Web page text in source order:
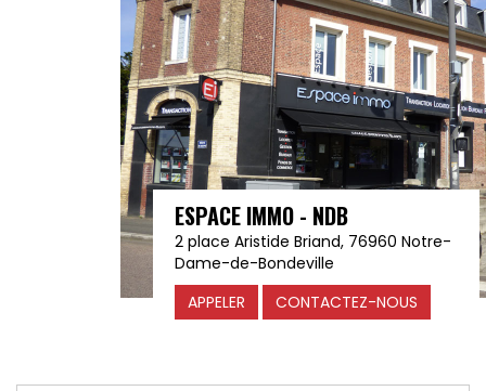
ESPACE IMMO - NDB
2 place Aristide Briand, 76960 Notre-
Dame-de-Bondeville
APPELER
CONTACTEZ-NOUS